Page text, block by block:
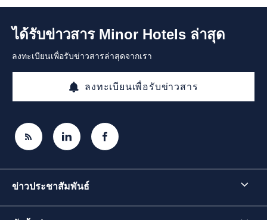
ได้รับข่าวสาร Minor Hotels ล่าสุด
ลงทะเบียนเพื่อรับข่าวสารล่าสุดจากเรา
ลงทะเบียนเพื่อรับข่าวสาร
ข่าวประชาสัมพันธ์